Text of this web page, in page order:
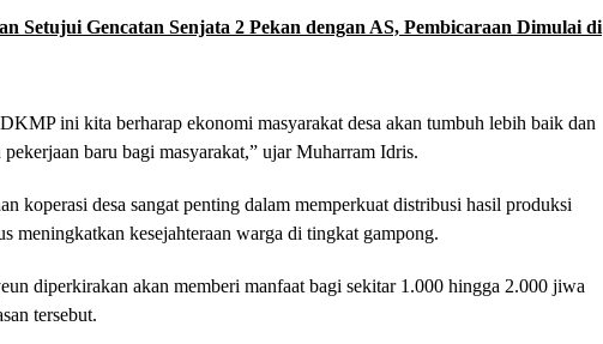
Setujui Gencatan Senjata 2 Pekan dengan AS, Pembicaraan Dimulai di
ini kita berharap ekonomi masyarakat desa akan tumbuh lebih baik dan
baru bagi masyarakat,” ujar Muharram Idris.
koperasi desa sangat penting dalam memperkuat distribusi hasil produksi
meningkatkan kesejahteraan warga di tingkat gampong.
diperkirakan akan memberi manfaat bagi sekitar 1.000 hingga 2.000 jiwa
tersebut.